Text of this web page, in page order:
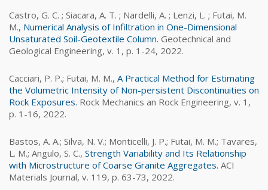
Castro, G. C. ; Siacara, A. T. ; Nardelli, A. ; Lenzi, L. ; Futai, M.
M., Numerical Analysis of Infiltration in One-Dimensional
Unsaturated Soil-Geotextile Column. Geotechnical and
Geological Engineering, v. 1, p. 1-24, 2022.
Cacciari, P. P.; Futai, M. M., A Practical Method for Estimating
the Volumetric Intensity of Non-persistent Discontinuities on
Rock Exposures. Rock Mechanics an Rock Engineering, v. 1,
p. 1-16, 2022.
Bastos, A. A.; Silva, N. V.; Monticelli, J. P.; Futai, M. M.; Tavares,
L. M.; Angulo, S. C., Strength Variability and Its Relationship
with Microstructure of Coarse Granite Aggregates. ACI
Materials Journal, v. 119, p. 63-73, 2022.